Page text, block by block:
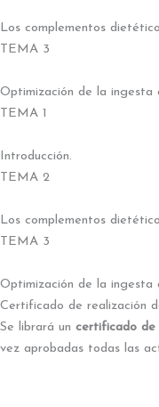
Los complementos
TEMA 3
Optimización de la ingesta
TEMA 1
Introducción.
TEMA 2
Los complementos
TEMA 3
Optimización de la ingesta
Certificado de realización
Se librará un certificado de
vez aprobadas todas las